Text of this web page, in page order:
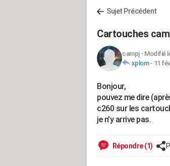
Sujet Précédent
Cartouches
campj- Modifié
xplom- 11
Bonjour,
pouvez me dire
c260 sur les
je n'y arrive pas.
Répondre (1)